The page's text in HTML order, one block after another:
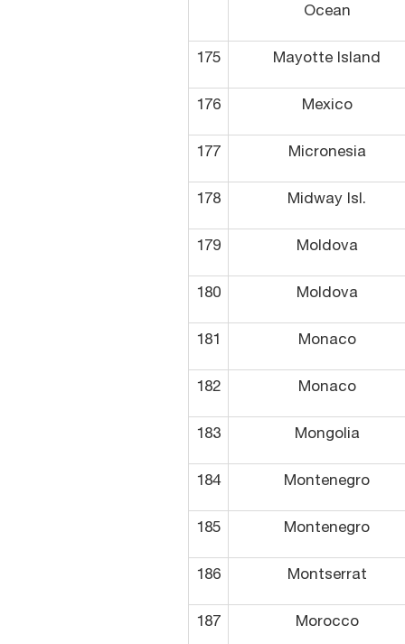
Ocean
175 Mayotte Island
176 Mexico
177 Micronesia
178 Midway Isl.
179 Moldova
180 Moldova
181 Monaco
182 Monaco
183 Mongolia
184 Montenegro
185 Montenegro
186 Montserrat
187 Morocco